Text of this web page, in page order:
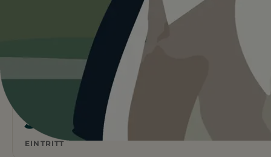
OpenWeatherMap
4
1 BEWERTUNG
Ja
EINTRITT